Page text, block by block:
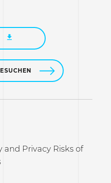
Privacy Risks of